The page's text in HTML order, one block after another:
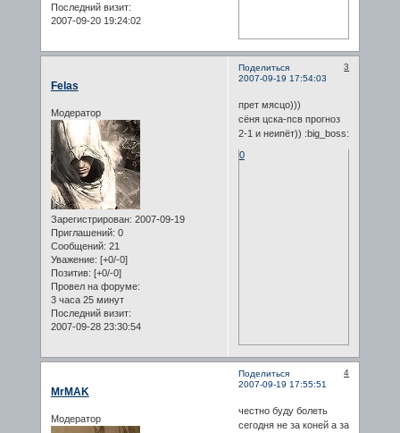
Последний визит:
2007-09-20 19:24:02
Поделиться
3
2007-09-19 17:54:03
Felas
Модератор
Зарегистрирован: 2007-09-19
Приглашений: 0
Сообщений: 21
Уважение: [+0/-0]
Позитив: [+0/-0]
Провел на форуме:
3 часа 25 минут
Последний визит:
2007-09-28 23:30:54
прет мясцо)))
сёня цска-псв прогноз
2-1 и неипёт)) :big_boss:
0
Поделиться
4
2007-09-19 17:55:51
MrMAK
Модератор
честно буду болеть
сегодня не за коней а за